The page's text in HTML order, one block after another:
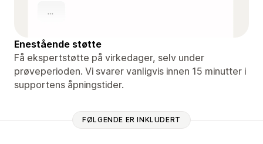
Enestående støtte
Få ekspertstøtte på virkedager, selv under
prøveperioden. Vi svarer vanligvis innen 15 minutter i
supportens åpningstider.
FØLGENDE ER INKLUDERT